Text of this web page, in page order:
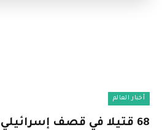
أخبار العالم
68 قتيلا في قصف